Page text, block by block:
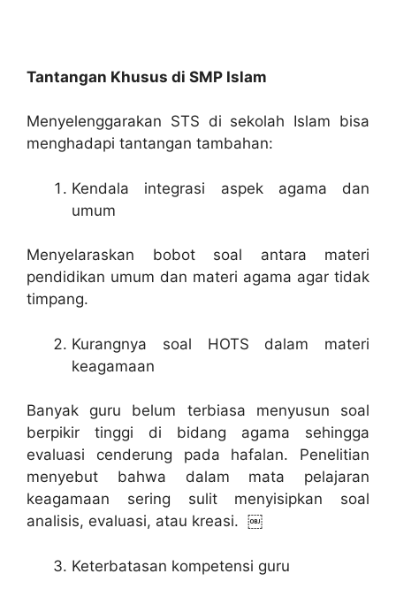
Tantangan Khusus di SMP Islam
Menyelenggarakan STS di sekolah Islam bisa
menghadapi tantangan tambahan:
Kendala integrasi aspek agama dan
umum
Menyelaraskan bobot soal antara materi
pendidikan umum dan materi agama agar tidak
timpang.
Kurangnya soal HOTS dalam materi
keagamaan
Banyak guru belum terbiasa menyusun soal
berpikir tinggi di bidang agama sehingga
evaluasi cenderung pada hafalan. Penelitian
menyebut bahwa dalam mata pelajaran
keagamaan sering sulit menyisipkan soal
analisis, evaluasi, atau kreasi. ￼
Keterbatasan kompetensi guru